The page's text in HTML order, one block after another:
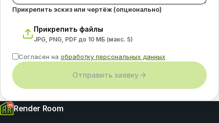
Прикрепить эскиз или чертёж (опционально)
Прикрепить файлы
JPG, PNG, PDF до 10 МБ (макс. 5)
Согласен на обработку персональных данных
Отправить заявку
Render Room